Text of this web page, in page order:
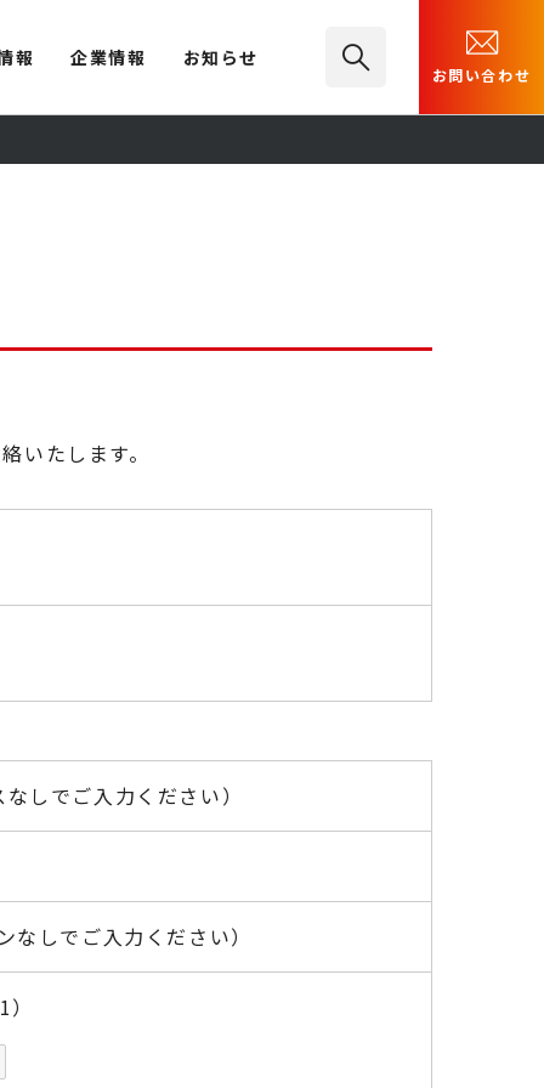
報 企業情報 お知らせ
お問い合わせ
いたします。
しでご入力ください）
なしでご入力ください）